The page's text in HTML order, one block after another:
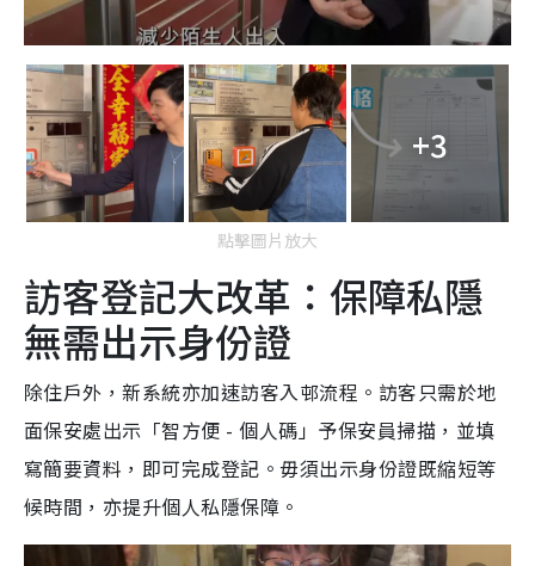
+3
點擊圖片放大
訪客登記大改革：保障私隱
無需出示身份證
除住戶外，新系統亦加速訪客入邨流程。訪客只需於地
面保安處出示「智方便 - 個人碼」予保安員掃描，並填
寫簡要資料，即可完成登記。毋須出示身份證既縮短等
候時間，亦提升個人私隱保障。